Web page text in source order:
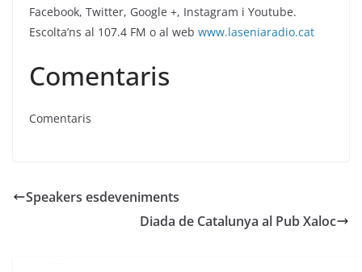
Facebook, Twitter, Google +, Instagram i Youtube.
Escolta’ns al 107.4 FM o al web www.laseniaradio.cat
Comentaris
Comentaris
Speakers esdeveniments
Diada de Catalunya al Pub Xaloc